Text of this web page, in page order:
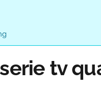
tv